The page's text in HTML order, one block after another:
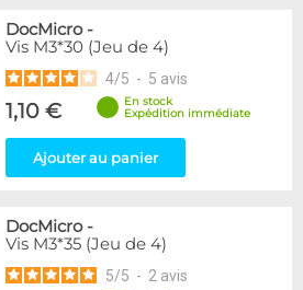
DocMicro-
Vis M3*30 (Jeu de 4)
4/5 - 5 avis
1,10 €
En stock
Expédition immédiate
Ajouter au panier
DocMicro-
Vis M3*35 (Jeu de 4)
5/5 - 2 avis